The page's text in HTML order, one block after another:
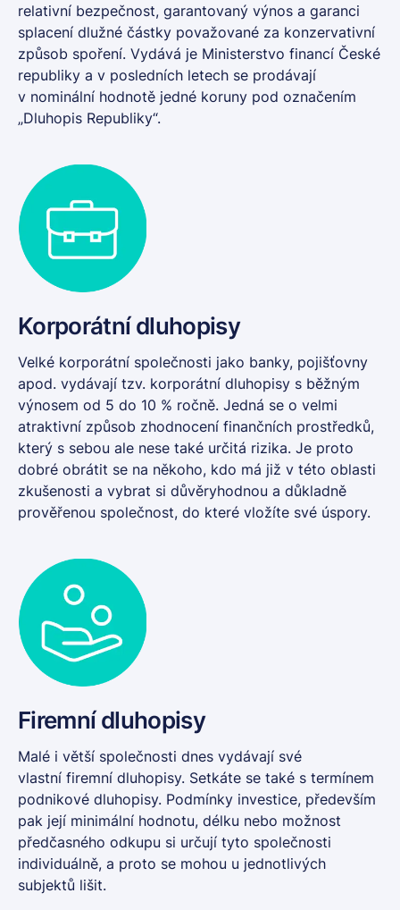
relativní bezpečnost, garantovaný výnos a garanci
splacení dlužné částky považované za konzervativní
způsob spoření. Vydává je Ministerstvo financí České
republiky a v posledních letech se prodávají
v nominální hodnotě jedné koruny pod označením
„Dluhopis Republiky“.
Korporátní dluhopisy
Velké korporátní společnosti jako banky, pojišťovny
apod. vydávají tzv. korporátní dluhopisy s běžným
výnosem od 5 do 10 % ročně. Jedná se o velmi
atraktivní způsob zhodnocení finančních prostředků,
který s sebou ale nese také určitá rizika. Je proto
dobré obrátit se na někoho, kdo má již v této oblasti
zkušenosti a vybrat si důvěryhodnou a důkladně
prověřenou společnost, do které vložíte své úspory.
Firemní dluhopisy
Malé i větší společnosti dnes vydávají své
vlastní firemní dluhopisy. Setkáte se také s termínem
podnikové dluhopisy. Podmínky investice, především
pak její minimální hodnotu, délku nebo možnost
předčasného odkupu si určují tyto společnosti
individuálně, a proto se mohou u jednotlivých
subjektů lišit.